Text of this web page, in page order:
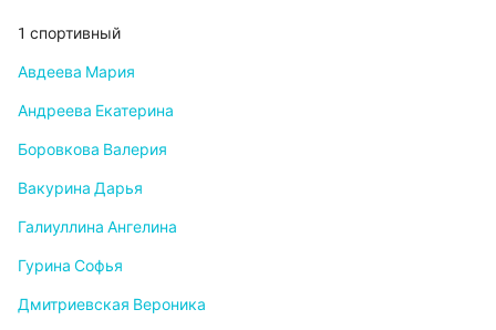
1 спортивный
Авдеева Мария
Андреева Екатерина
Боровкова Валерия
Вакурина Дарья
Галиуллина Ангелина
Гурина Софья
Дмитриевская Вероника